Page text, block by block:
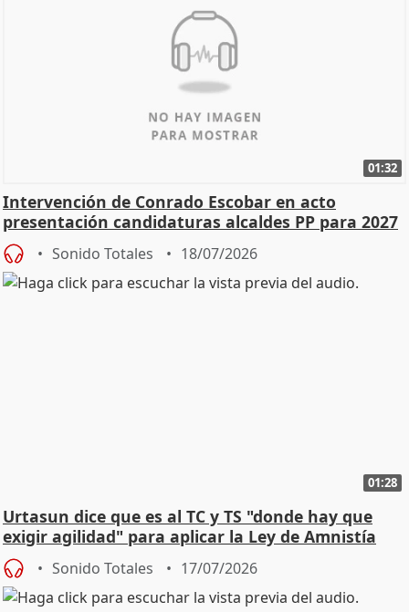
01:32
Intervención de Conrado Escobar en acto
presentación candidaturas alcaldes PP para 2027
Sonido Totales 18/07/2026
01:28
Urtasun dice que es al TC y TS "donde hay que
exigir agilidad" para aplicar la Ley de Amnistía
Sonido Totales 17/07/2026